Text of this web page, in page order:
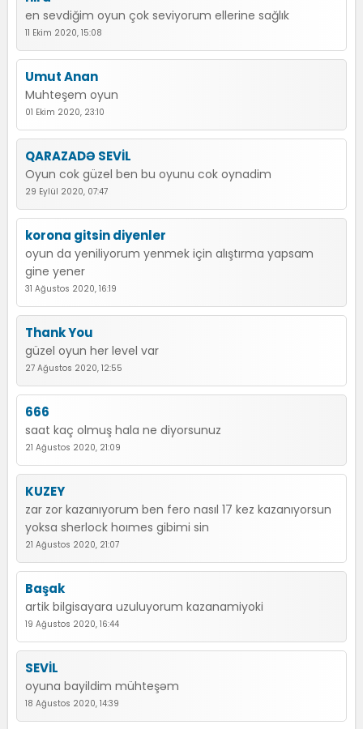
en sevdiğim oyun çok seviyorum ellerine sağlık
11 Ekim 2020, 15:08
Umut Anan
Muhteşem oyun
01 Ekim 2020, 23:10
QARAZADƏ SEVİL
Oyun cok güzel ben bu oyunu cok oynadim
29 Eylül 2020, 07:47
korona gitsin diyenler
oyun da yeniliyorum yenmek için alıştırma yapsam
gine yener
31 Ağustos 2020, 16:19
Thank You
güzel oyun her level var
27 Ağustos 2020, 12:55
666
saat kaç olmuş hala ne diyorsunuz
21 Ağustos 2020, 21:09
KUZEY
zar zor kazanıyorum ben fero nasıl 17 kez kazanıyorsun
yoksa sherlock hoımes gibimi sin
21 Ağustos 2020, 21:07
Başak
artik bilgisayara uzuluyorum kazanamiyoki
19 Ağustos 2020, 16:44
SEVİL
oyuna bayildim mühteşəm
18 Ağustos 2020, 14:39